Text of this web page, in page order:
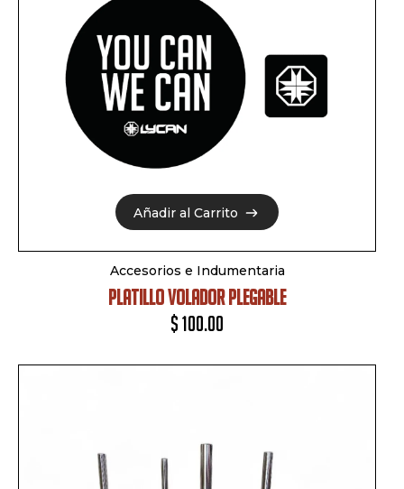
Añadir al Carrito
Añadir al Carrito
Accesorios e Indumentaria
PLATILLO VOLADOR PLEGABLE
$100.00